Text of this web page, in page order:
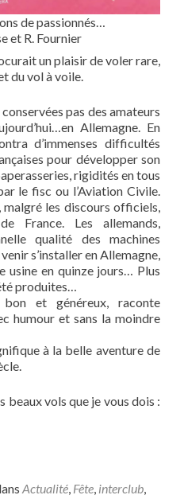
de passionnés…
et R. Fournier
un plaisir de voler rare,
du vol à voile.
pas des amateurs
Allemagne. En
d’immenses difficultés
pour développer son
rigidités en tous
le fisc ou l’Aviation Civile.
malgré les discours officiels,
France. Les allemands,
qualité des machines
s’installer en Allemagne,
usine en quinze jours… Plus
produites…
et généreux, raconte
humour et sans la moindre
à la belle aventure de
beaux vols que je vous dois :
Actualité, Fête, interclub,